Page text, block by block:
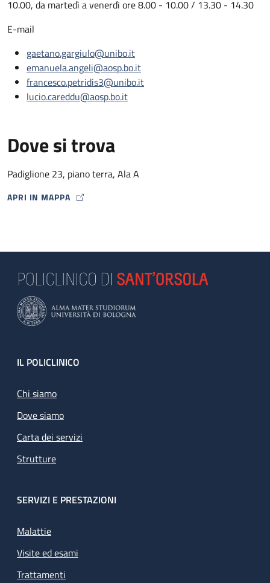
10.00, da martedì a venerdì ore 8.00 - 10.00 / 13.30 - 14.30
E-mail
gaetano.gargiulo@unibo.it
emanuela.angeli@aosp.bo.it
francesco.petridis3@unibo.it
lucio.careddu@aosp.bo.it
Dove si trova
Padiglione 23, piano terra, Ala A
APRI IN MAPPA
MAP ICON
Footer
IL POLICLINICO
Chi siamo
Dove siamo
Carta dei servizi
Strutture
SERVIZI E PRESTAZIONI
Malattie
Visite ed esami
Trattamenti